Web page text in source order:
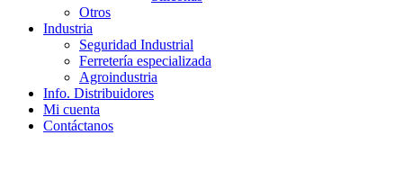
Otros
Industria
Seguridad Industrial
Ferretería especializada
Agroindustria
Info. Distribuidores
Mi cuenta
Contáctanos